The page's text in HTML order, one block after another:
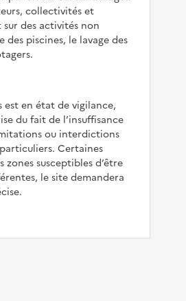
collectivités et
des activités non
piscines, le lavage des
est en état de vigilance,
du fait de l’insuffisance
ou interdictions
Certaines
zones susceptibles d’être
le site demandera